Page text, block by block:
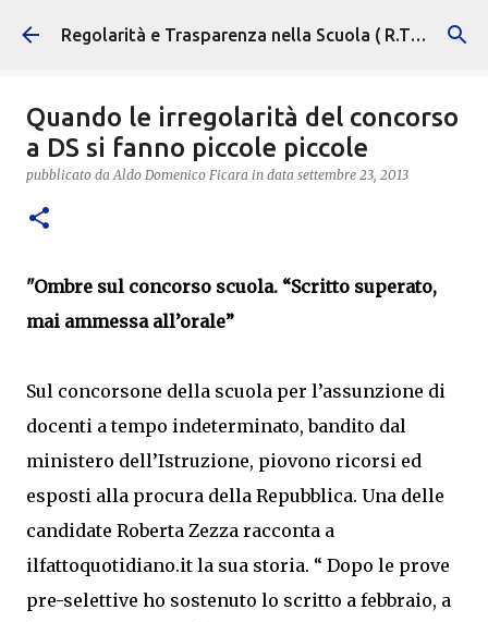
Passa ai contenuti principali Regolarità e Trasparenza nella Scuola ( R.T.S. )
Quando le irregolarità del concorso
a DS si fanno piccole piccole
pubblicato daAldo Domenico Ficara in data settembre 23, 2013
"Ombre sul concorso scuola. “Scritto superato,
mai ammessa all’orale”
Sul concorsone della scuola per l’assunzione di
docenti a tempo indeterminato, bandito dal
ministero dell’Istruzione, piovono ricorsi ed
esposti alla procura della Repubblica. Una delle
candidate Roberta Zezza racconta a
ilfattoquotidiano.it la sua storia. “ Dopo le prove
pre-selettive ho sostenuto lo scritto a febbraio, a